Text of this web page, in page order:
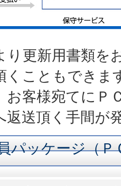
更新用書類を
くこともできま
お客様宛てにＰ
返送頂く手間が
ッケージ（Ｐ